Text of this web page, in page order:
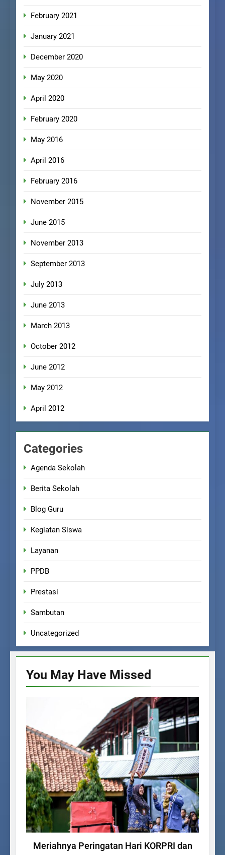
February 2021
January 2021
December 2020
May 2020
April 2020
February 2020
May 2016
April 2016
February 2016
November 2015
June 2015
November 2013
September 2013
July 2013
June 2013
March 2013
October 2012
June 2012
May 2012
April 2012
Categories
Agenda Sekolah
Berita Sekolah
Blog Guru
Kegiatan Siswa
Layanan
PPDB
Prestasi
Sambutan
Uncategorized
You May Have Missed
BERITA SEKOLAH
Meriahnya Peringatan Hari KORPRI dan